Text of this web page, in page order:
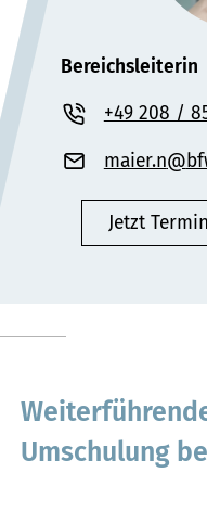
Bereichsleiterin
+49 208 /
maier.n
Jetzt
Umschulung